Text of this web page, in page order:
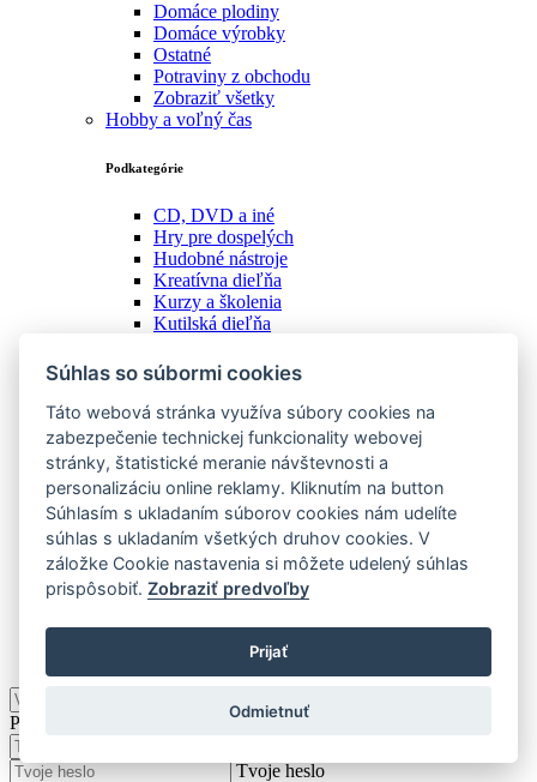
Domáce plodiny
Domáce výrobky
Ostatné
Potraviny z obchodu
Zobraziť všetky
Hobby a voľný čas
Podkategórie
CD, DVD a iné
Hry pre dospelých
Hudobné nástroje
Kreatívna dieľňa
Kurzy a školenia
Kutilská dieľňa
Ostatné
Spoločenské hry
Stanovanie a camping
Starožitnosti
Vstupenky
Zážitky
Zberateľstvo
Zobraziť všetky
Ostatné
Podkategórie
Prihlásiť
Tvoje heslo
Súhlas so súbormi cookies
Táto webová stránka využíva súbory cookies na
zabezpečenie technickej funkcionality webovej
stránky, štatistické meranie návštevnosti a
personalizáciu online reklamy. Kliknutím na button
Súhlasím s ukladaním súborov cookies nám udelíte
súhlas s ukladaním všetkých druhov cookies. V
záložke Cookie nastavenia si môžete udelený súhlas
prispôsobiť.Zobraziť predvoľby
Prijať
Odmietnuť